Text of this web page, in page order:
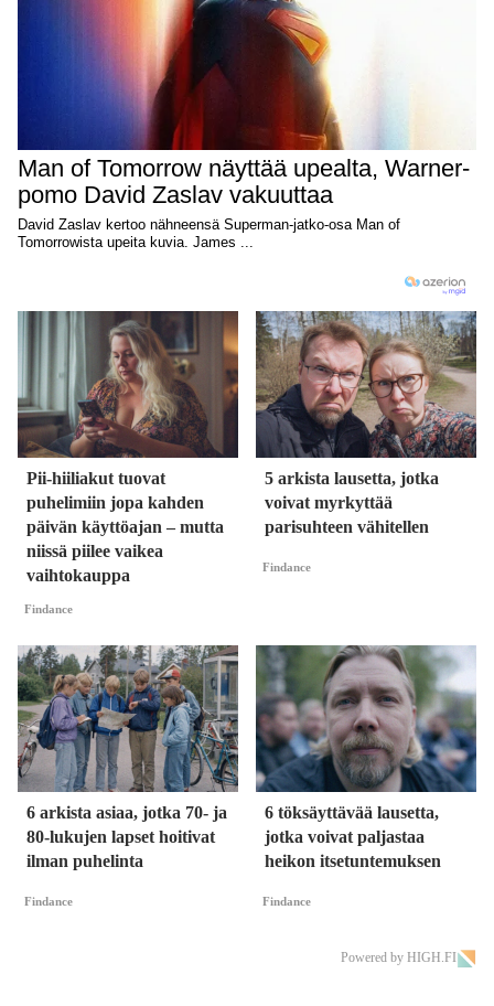
Pii-hiiliakut tuovat
puhelimiin jopa kahden
päivän käyttöajan – mutta
niissä piilee vaikea
vaihtokauppa
Findance
5 arkista lausetta, jotka
voivat myrkyttää
parisuhteen vähitellen
Findance
6 arkista asiaa, jotka 70- ja
80-lukujen lapset hoitivat
ilman puhelinta
Findance
6 töksäyttävää lausetta,
jotka voivat paljastaa
heikon itsetuntemuksen
Findance
Powered by HIGH.FI